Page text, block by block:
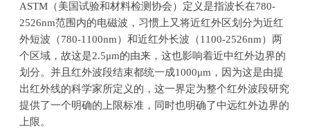
ASTM （美国试验和材料检测协会）定义是指波长在780-
2526nm范围内的电磁波，习惯上又将近红外区划分为近红
外短波（780-1100nm）和近红外长波（1100-2526nm）两
个区域，故这是2.5μm的由来，这也影响着近中红外边界的
划分。并且红外波段结束都统一成1000μm ，因为这是由提
出红外线的科学家所定义的，这一界定为整个红外波段研究
提供了一个明确的上限标准，同时也明确了中远红外边界的
上限。